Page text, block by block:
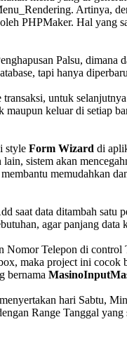
Artinya,
PHPMaker. Hal
Palsu, dimana
tapi hanya
untuk
keluar di setiap
style Form Wizard di
sistem akan
memudahkan
saat data ditambah satu
agar panjang data
Nomor Telepon di control
maka project ini
bernama
hari Sabtu,
Range Tanggal